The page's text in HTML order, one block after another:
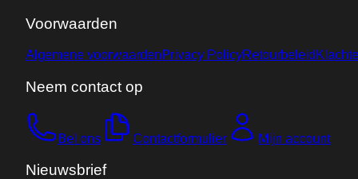
Voorwaarden
Algemene voorwaardenPrivacy PolicyRetourbeleid
Neem contact op
Bel ons Contactformulier Mijn account
Nieuwsbrief